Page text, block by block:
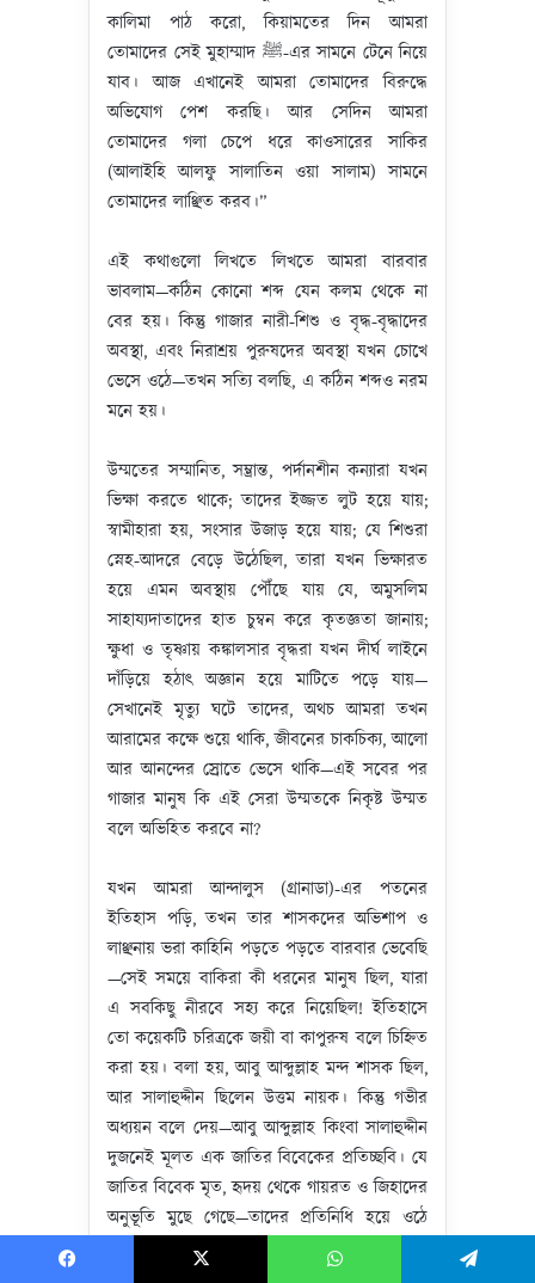
কালিমা পাঠ করো, কিয়ামতের দিন আমরা
তোমাদের সেই মুহাম্মাদ ﷺ-এর সামনে টেনে নিয়ে
যাব। আজ এখানেই আমরা তোমাদের বিরুদ্ধে
অভিযোগ পেশ করছি। আর সেদিন আমরা
তোমাদের গলা চেপে ধরে কাওসারের সাকির
(আলাইহি আলফু সালাতিন ওয়া সালাম) সামনে
তোমাদের লাঞ্ছিত করব।”
এই কথাগুলো লিখতে লিখতে আমরা বারবার
ভাবলাম—কঠিন কোনো শব্দ যেন কলম থেকে না
বের হয়। কিন্তু গাজার নারী-শিশু ও বৃদ্ধ-বৃদ্ধাদের
অবস্থা, এবং নিরাশ্রয় পুরুষদের অবস্থা যখন চোখে
ভেসে ওঠে—তখন সত্যি বলছি, এ কঠিন শব্দও নরম
মনে হয়।
উম্মতের সম্মানিত, সম্ভ্রান্ত, পর্দানশীন কন্যারা যখন
ভিক্ষা করতে থাকে; তাদের ইজ্জত লুট হয়ে যায়;
স্বামীহারা হয়, সংসার উজাড় হয়ে যায়; যে শিশুরা
স্নেহ-আদরে বেড়ে উঠেছিল, তারা যখন ভিক্ষারত
হয়ে এমন অবস্থায় পৌঁছে যায় যে, অমুসলিম
সাহায্যদাতাদের হাত চুম্বন করে কৃতজ্ঞতা জানায়;
ক্ষুধা ও তৃষ্ণায় কঙ্কালসার বৃদ্ধরা যখন দীর্ঘ লাইনে
দাঁড়িয়ে হঠাৎ অজ্ঞান হয়ে মাটিতে পড়ে যায়—
সেখানেই মৃত্যু ঘটে তাদের, অথচ আমরা তখন
আরামের কক্ষে শুয়ে থাকি, জীবনের চাকচিক্য, আলো
আর আনন্দের স্রোতে ভেসে থাকি—এই সবের পর
গাজার মানুষ কি এই সেরা উম্মতকে নিকৃষ্ট উম্মত
বলে অভিহিত করবে না?
যখন আমরা আন্দালুস (গ্রানাডা)-এর পতনের
ইতিহাস পড়ি, তখন তার শাসকদের অভিশাপ ও
লাঞ্ছনায় ভরা কাহিনি পড়তে পড়তে বারবার ভেবেছি
—সেই সময়ে বাকিরা কী ধরনের মানুষ ছিল, যারা
এ সবকিছু নীরবে সহ্য করে নিয়েছিল! ইতিহাসে
তো কয়েকটি চরিত্রকে জয়ী বা কাপুরুষ বলে চিহ্নিত
করা হয়। বলা হয়, আবু আব্দুল্লাহ মন্দ শাসক ছিল,
আর সালাহুদ্দীন ছিলেন উত্তম নায়ক। কিন্তু গভীর
অধ্যয়ন বলে দেয়—আবু আব্দুল্লাহ কিংবা সালাহুদ্দীন
দুজনেই মূলত এক জাতির বিবেকের প্রতিচ্ছবি। যে
জাতির বিবেক মৃত, হৃদয় থেকে গায়রত ও জিহাদের
অনুভূতি মুছে গেছে—তাদের প্রতিনিধি হয়ে ওঠে
আবু আব্দুল্লাহ। আর যে জাতির বিবেক সজাগ, হৃদয়